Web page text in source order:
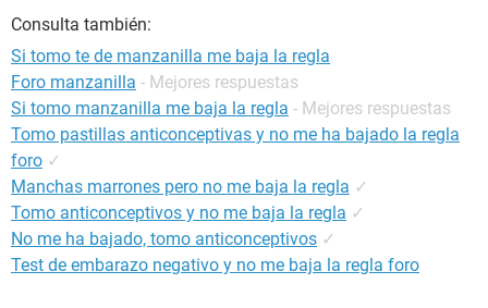
Consulta también:
Si tomo te de manzanilla me baja la regla
Foro manzanilla - Mejores respuestas
Si tomo manzanilla me baja la regla - Mejores respuestas
Tomo pastillas anticonceptivas y no me ha bajado la regla
foro ✓
Manchas marrones pero no me baja la regla ✓
Tomo anticonceptivos y no me baja la regla ✓
No me ha bajado, tomo anticonceptivos ✓
Test de embarazo negativo y no me baja la regla foro